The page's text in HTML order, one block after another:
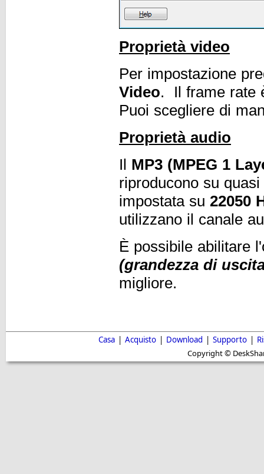
Proprietà video
Per impostazione
Video. Il frame rate
Puoi scegliere di
Proprietà audio
Il MP3 (MPEG 1
riproducono su
impostata su 22050
utilizzano il canale
È possibile abilitare
(grandezza di
migliore.
Casa | Acquisto | Download | Supporto |
Copyright ©